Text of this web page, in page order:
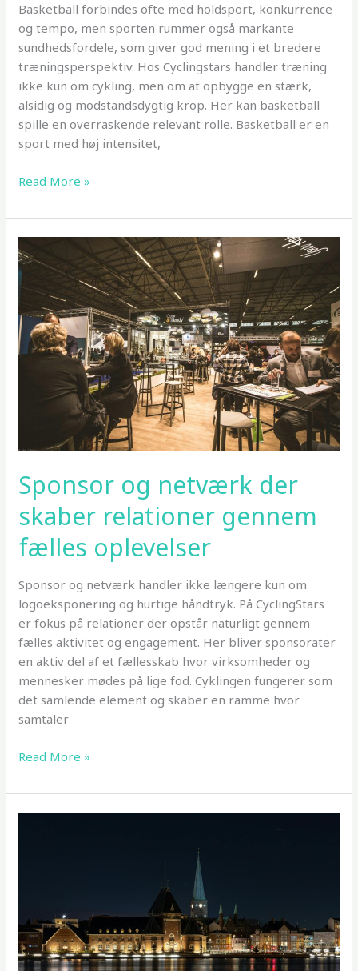
Basketball forbindes ofte med holdsport, konkurrence
og tempo, men sporten rummer også markante
sundhedsfordele, som giver god mening i et bredere
træningsperspektiv. Hos Cyclingstars handler træning
ikke kun om cykling, men om at opbygge en stærk,
alsidig og modstandsdygtig krop. Her kan basketball
spille en overraskende relevant rolle. Basketball er en
sport med høj intensitet,
Basketball
supplement
til
cykling
og
sundhed
i
hverdagen
Read More »
Sponsor og netværk der
skaber relationer gennem
fælles oplevelser
Sponsor og netværk handler ikke længere kun om
logoeksponering og hurtige håndtryk. På CyclingStars
er fokus på relationer der opstår naturligt gennem
fælles aktivitet og engagement. Her bliver sponsorater
en aktiv del af et fællesskab hvor virksomheder og
mennesker mødes på lige fod. Cyklingen fungerer som
det samlende element og skaber en ramme hvor
samtaler
Sponsor
netværk
der
Read More »